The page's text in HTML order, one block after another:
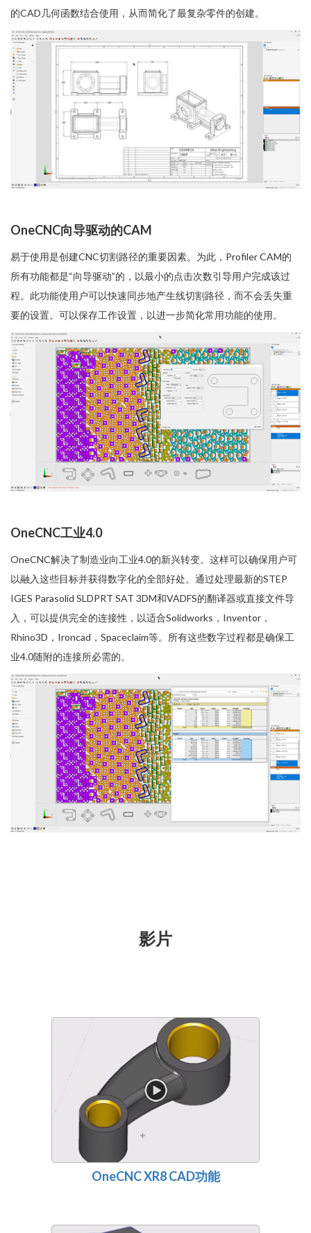
的CAD几何函数结合使用，从而简化了最复杂零件的创建。
OneCNC向导驱动的CAM
易于使用是创建CNC切割路径的重要因素。为此，Profiler CAM的
所有功能都是“向导驱动”的，以最小的点击次数引导用户完成该过
程。此功能使用户可以快速同步地产生线切割路径，而不会丢失重
要的设置。可以保存工作设置，以进一步简化常用功能的使用。
OneCNC工业4.0
OneCNC解决了制造业向工业4.0的新兴转变。这样可以确保用户可
以融入这些目标并获得数字化的全部好处。通过处理最新的STEP
IGES Parasolid SLDPRT SAT 3DM和VADFS的翻译器或直接文件导
入，可以提供完全的连接性，以适合Solidworks，Inventor，
Rhino3D，Ironcad，Spaceclaim等。所有这些数字过程都是确保工
业4.0随附的连接所必需的。
影片
OneCNC XR8 CAD功能